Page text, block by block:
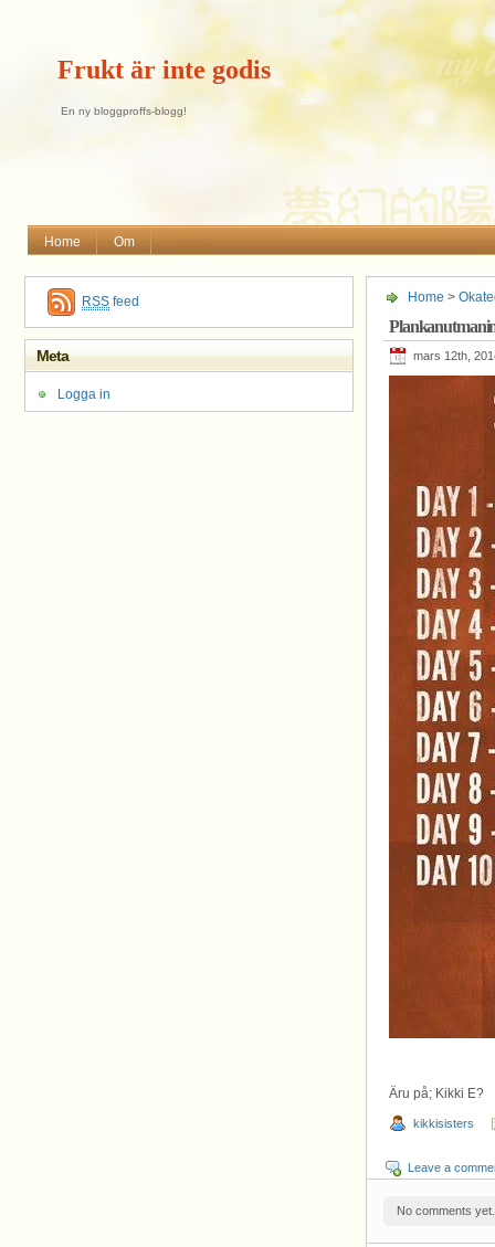
Frukt är inte godis
En ny bloggproffs-blogg!
Home Om
Home >
mars 12th,
Äru på; Kikki E?
kikkisisters
Leave a
No comments yet.
RSS feed
Meta
Logga in